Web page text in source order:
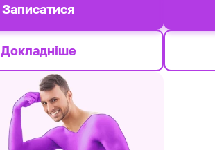
Докладніше
Записатися